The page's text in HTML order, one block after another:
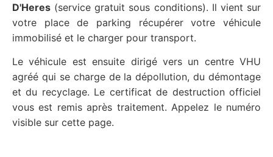
D'Heres (service gratuit sous conditions). Il vient sur
votre place de parking récupérer votre véhicule
immobilisé et le charger pour transport.
Le véhicule est ensuite dirigé vers un centre VHU
agréé qui se charge de la dépollution, du démontage
et du recyclage. Le certificat de destruction officiel
vous est remis après traitement. Appelez le numéro
visible sur cette page.